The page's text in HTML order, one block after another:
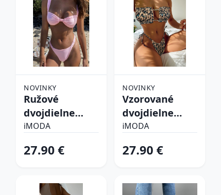
NOVINKY
Ružové
dvojdielne
plavky
iMODA
27.90 €
NOVINKY
Vzorované
dvojdielne
plavky
iMODA
27.90 €